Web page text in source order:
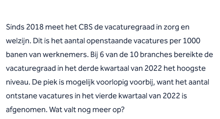
Sinds 2018 meet het CBS de vacaturegraad in zorg en
welzijn. Dit is het aantal openstaande vacatures per 1000
banen van werknemers. Bij 6 van de 10 branches bereikte de
vacaturegraad in het derde kwartaal van 2022 het hoogste
niveau. De piek is mogelijk voorlopig voorbij, want het aantal
ontstane vacatures in het vierde kwartaal van 2022 is
afgenomen. Wat valt nog meer op?